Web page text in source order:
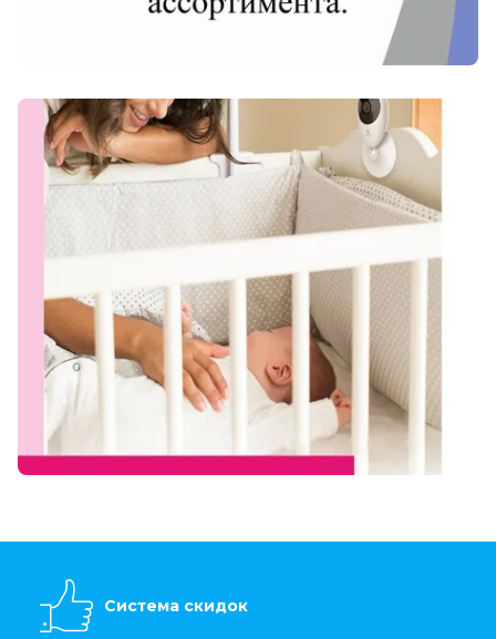
Система скидок